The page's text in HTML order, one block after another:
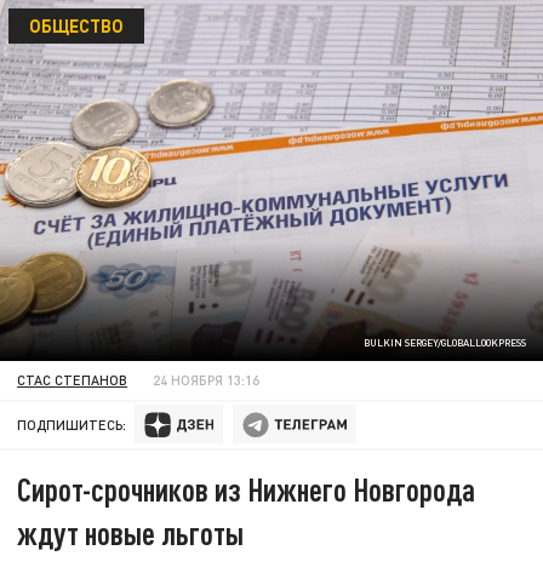
BULKIN SERGEY/GLOBALLOOKPRESS
ОБЩЕСТВО
СТАС СТЕПАНОВ 24 НОЯБРЯ 13:16
ПОДПИШИТЕСЬ:
Сирот-срочников из Нижнего Новгорода
ждут новые льготы